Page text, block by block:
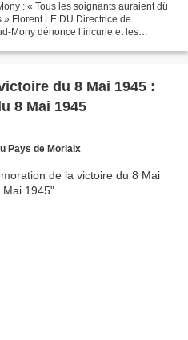
: « Tous les soignants auraient dû
Florent LE DU Directrice de
Mony dénonce l’incurie et les
du 8 Mai 1945 :
8 Mai 1945
Pays de Morlaix